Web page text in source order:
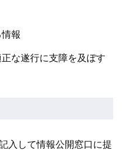
報
な遂行に支障を及ぼす
入して情報公開窓口に提